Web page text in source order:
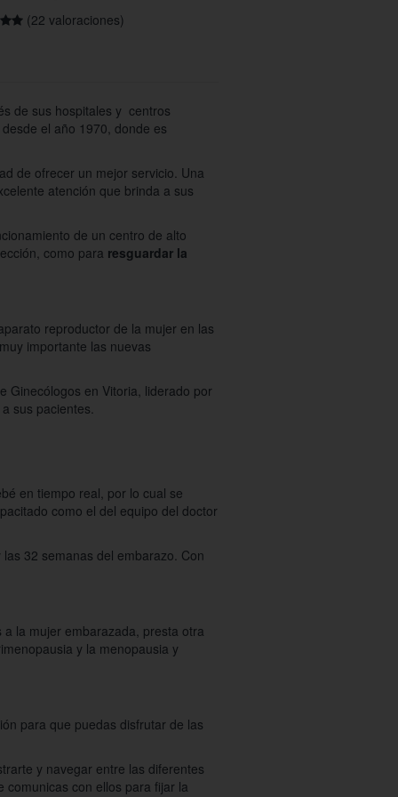
(22 valoraciones)
de sus hospitales y centros
el año 1970, donde es
de ofrecer un mejor servicio. Una
atención que brinda a sus
de un centro de alto
como para resguardar la
reproductor de la mujer en las
importante las nuevas
Ginecólogos en Vitoria, liderado por
sus pacientes.
en tiempo real, por lo cual se
como el del equipo del doctor
32 semanas del embarazo. Con
la mujer embarazada, presta otra
y la menopausia y
para que puedas disfrutar de las
y navegar entre las diferentes
con ellos para fijar la